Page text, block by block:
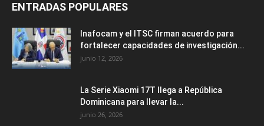
ENTRADAS POPULARES
Inafocam y el ITSC firman acuerdo para
fortalecer capacidades de investigación...
junio 12, 2026
La Serie Xiaomi 17T llega a República
Dominicana para llevar la...
junio 26, 2026